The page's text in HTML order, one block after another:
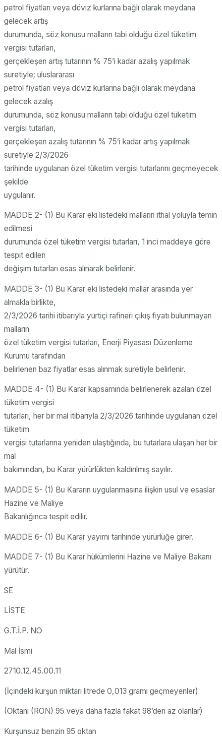
petrol fiyatları veya döviz kurlarına bağlı olarak meydana
gelecek artış
durumunda, söz konusu malların tabi olduğu özel tüketim
vergisi tutarları,
gerçekleşen artış tutarının % 75’i kadar azalış yapılmak
suretiyle; uluslararası
petrol fiyatları veya döviz kurlarına bağlı olarak meydana
gelecek azalış
durumunda, söz konusu malların tabi olduğu özel tüketim
vergisi tutarları,
gerçekleşen azalış tutarının % 75’i kadar artış yapılmak
suretiyle 2/3/2026
tarihinde uygulanan özel tüketim vergisi tutarlarını geçmeyecek
şekilde
uygulanır.
MADDE 2- (1) Bu Karar eki listedeki malların ithal yoluyla temin
edilmesi
durumunda özel tüketim vergisi tutarları, 1 inci maddeye göre
tespit edilen
değişim tutarları esas alınarak belirlenir.
MADDE 3- (1) Bu Karar eki listedeki mallar arasında yer
almakla birlikte,
2/3/2026 tarihi itibarıyla yurtiçi rafineri çıkış fiyatı bulunmayan
malların
özel tüketim vergisi tutarları, Enerji Piyasası Düzenleme
Kurumu tarafından
belirlenen baz fiyatlar esas alınmak suretiyle belirlenir.
MADDE 4- (1) Bu Karar kapsamında belirlenerek azalan özel
tüketim vergisi
tutarları, her bir mal itibarıyla 2/3/2026 tarihinde uygulanan özel
tüketim
vergisi tutarlarına yeniden ulaştığında, bu tutarlara ulaşan her bir
mal
bakımından, bu Karar yürürlükten kaldırılmış sayılır.
MADDE 5- (1) Bu Kararın uygulanmasına ilişkin usul ve esaslar
Hazine ve Maliye
Bakanlığınca tespit edilir.
MADDE 6- (1) Bu Karar yayımı tarihinde yürürlüğe girer.
MADDE 7- (1) Bu Karar hükümlerini Hazine ve Maliye Bakanı
yürütür.
SE
LİSTE
G.T.İ.P. NO
Mal İsmi
2710.12.45.00.11
(İçindeki kurşun miktarı litrede 0,013 gramı geçmeyenler)
(Oktanı (RON) 95 veya daha fazla fakat 98’den az olanlar)
Kurşunsuz benzin 95 oktan